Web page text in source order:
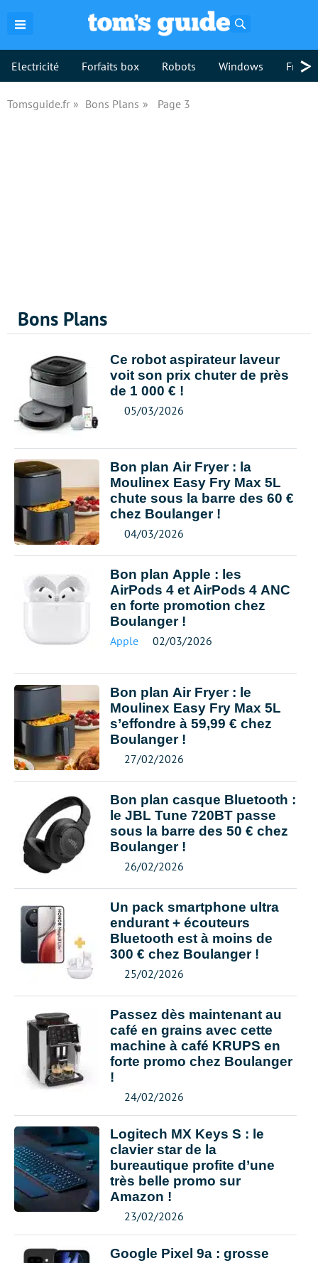
Electricité Forfaits box Robots Windows >
Tomsguide.fr Bons Plans Page 3
Bons Plans
Ce robot aspirateur laveur
voit son prix chuter de près
de 1 000 € !
05/03/2026
Bon plan Air Fryer : la
Moulinex Easy Fry Max 5L
chute sous la barre des 60 €
chez Boulanger !
04/03/2026
Bon plan Apple : les
AirPods 4 et AirPods 4 ANC
en forte promotion chez
Boulanger !
Apple 02/03/2026
Bon plan Air Fryer : le
Moulinex Easy Fry Max 5L
s’effondre à 59,99 € chez
Boulanger !
27/02/2026
Bon plan casque Bluetooth :
le JBL Tune 720BT passe
sous la barre des 50 € chez
Boulanger !
26/02/2026
Un pack smartphone ultra
endurant + écouteurs
Bluetooth est à moins de
300 € chez Boulanger !
25/02/2026
Passez dès maintenant au
café en grains avec cette
machine à café KRUPS en
forte promo chez Boulanger
!
24/02/2026
Logitech MX Keys S : le
clavier star de la
bureautique profite d’une
très belle promo sur
Amazon !
23/02/2026
Google Pixel 9a : grosse